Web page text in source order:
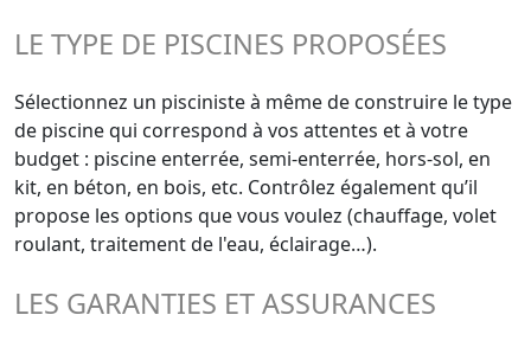
LE TYPE DE PISCINES PROPOSÉES
Sélectionnez un pisciniste à même de construire le type
de piscine qui correspond à vos attentes et à votre
budget : piscine enterrée, semi-enterrée, hors-sol, en
kit, en béton, en bois, etc. Contrôlez également qu’il
propose les options que vous voulez (chauffage, volet
roulant, traitement de l'eau, éclairage…).
LES GARANTIES ET ASSURANCES